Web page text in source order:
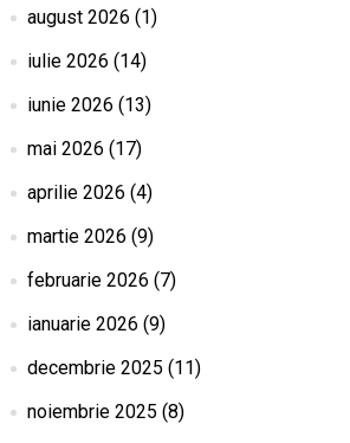
august 2026 (1)
iulie 2026 (14)
iunie 2026 (13)
mai 2026 (17)
aprilie 2026 (4)
martie 2026 (9)
februarie 2026 (7)
ianuarie 2026 (9)
decembrie 2025 (11)
noiembrie 2025 (8)